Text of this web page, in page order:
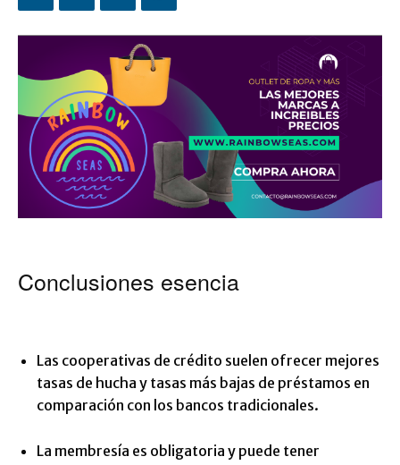
Conclusiones esencia
Las cooperativas de crédito suelen ofrecer mejores
tasas de hucha y tasas más bajas de préstamos en
comparación con los bancos tradicionales.
La membresía es obligatoria y puede tener